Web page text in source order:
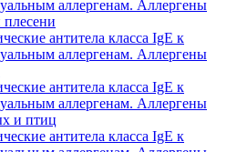
аллергенам. Аллергены
плесени
антитела класса IgE к
аллергенам. Аллергены
антитела класса IgE к
аллергенам. Аллергены
и птиц
антитела класса IgE к